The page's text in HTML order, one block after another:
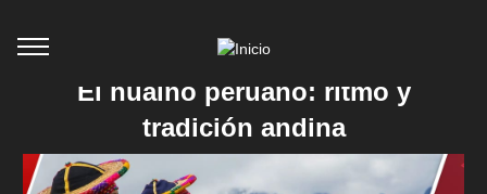
El huaino peruano: ritmo y
tradición andina